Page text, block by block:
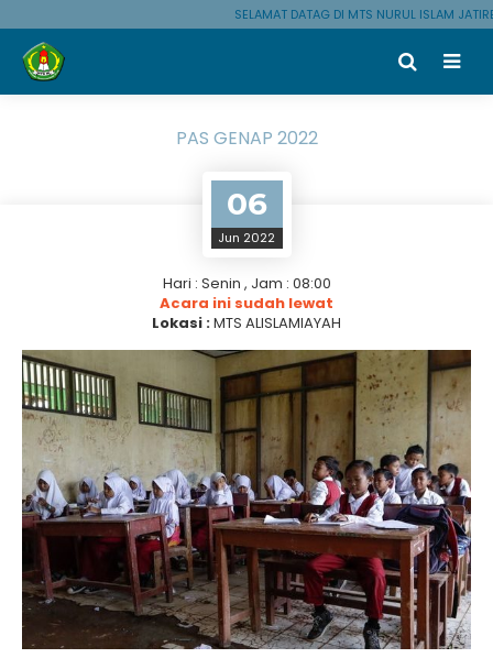
SELAMAT DATAG DI MTS NURUL ISLAM
PAS GENAP 2022
06
Jun 2022
Hari : Senin , Jam : 08:00
Acara ini sudah lewat
Lokasi :MTS ALISLAMIAYAH